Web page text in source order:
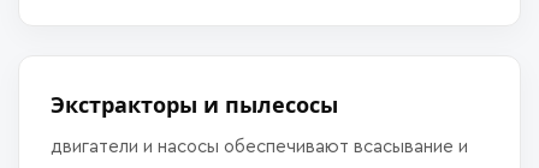
Экстракторы и пылесосы
двигатели и насосы обеспечивают всасывание и